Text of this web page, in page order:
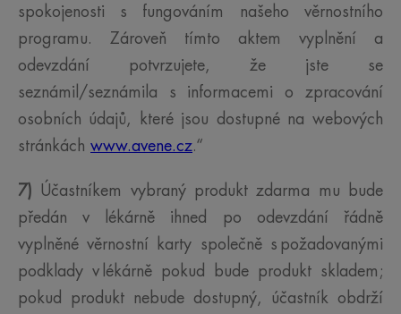
spokojenosti s fungováním našeho věrnostního
programu. Zároveň tímto aktem vyplnění a
odevzdání potvrzujete, že jste se
seznámil/seznámila s informacemi o zpracování
osobních údajů, které jsou dostupné na webových
stránkách www.avene.cz.“
7) Účastníkem vybraný produkt zdarma mu bude
předán v lékárně ihned po odevzdání řádně
vyplněné věrnostní karty společně s požadovanými
podklady v lékárně pokud bude produkt skladem;
pokud produkt nebude dostupný, účastník obdrží